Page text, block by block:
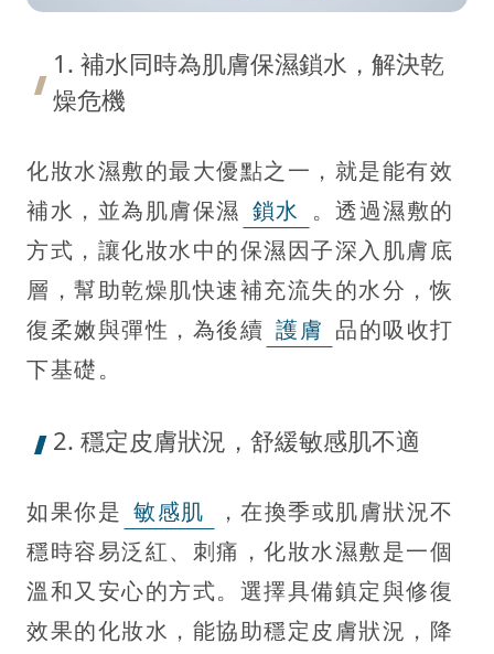
1. 補水同時為肌膚保濕鎖水，解決乾
燥危機
化妝水濕敷的最大優點之一，就是能有效
補水，並為肌膚保濕 鎖水 。透過濕敷的
方式，讓化妝水中的保濕因子深入肌膚底
層，幫助乾燥肌快速補充流失的水分，恢
復柔嫩與彈性，為後續 護膚 品的吸收打
下基礎。
2. 穩定皮膚狀況，舒緩敏感肌不適
如果你是 敏感肌
，在換季或肌膚狀況不
穩時容易泛紅、刺痛，化妝水濕敷是一個
溫和又安心的方式。選擇具備鎮定與修復
效果的化妝水，能協助穩定皮膚狀況，降